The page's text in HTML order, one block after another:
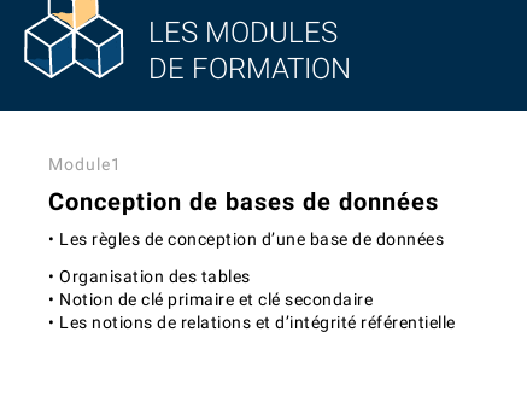
LES MODULES
DE FORMATION
Module1
Conception de bases de données
• Les règles de conception d’une base de données
• Organisation des tables
• Notion de clé primaire et clé secondaire
• Les notions de relations et d’intégrité référentielle